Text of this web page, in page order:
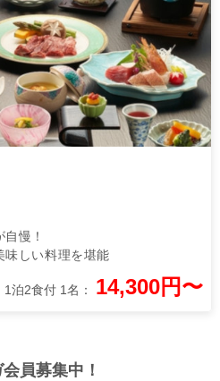
慢！
味しい料理を堪能
1泊2食付 1名： 14,300円〜
員募集中！